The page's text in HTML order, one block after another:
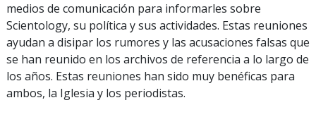
medios de comunicación para informarles sobre
Scientology, su política y sus actividades. Estas reuniones
ayudan a disipar los rumores y las acusaciones falsas que
se han reunido en los archivos de referencia a lo largo de
los años. Estas reuniones han sido muy benéficas para
ambos, la Iglesia y los periodistas.